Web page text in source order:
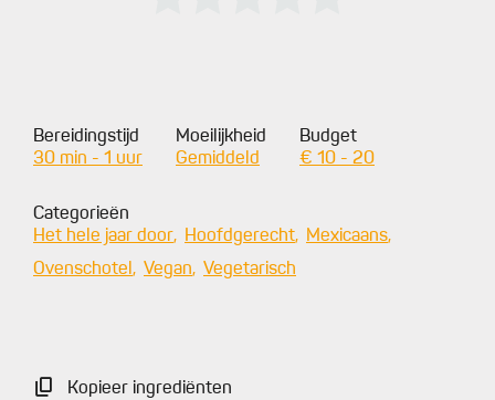
Bereidingstijd
30 min - 1 uur
Moeilijkheid
Gemiddeld
Budget
€ 10 - 20
Categorieën
Het hele jaar door
Hoofdgerecht
Mexicaans
Ovenschotel
Vegan Vegetarisch
Kopieer ingrediënten